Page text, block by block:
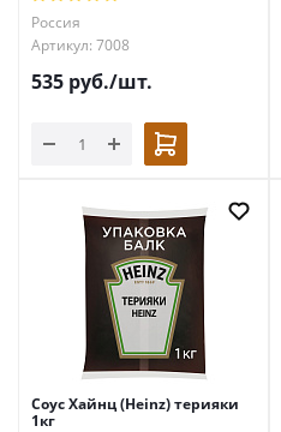
Россия
Артикул: 7008
535 руб./шт.
Соус Хайнц (Heinz) терияки
1кг